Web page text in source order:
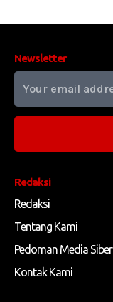
Redaksi
Redaksi
Tentang Kami
Pedoman Media Siber
Kontak Kami
Newsletter